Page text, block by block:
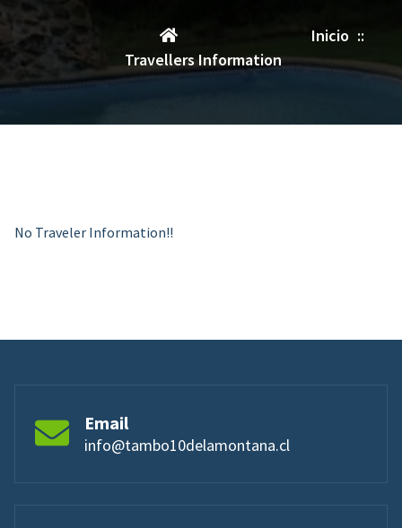
Inicio ::
Travellers Information
No Traveler Information!!
Email
info@tambo10delamontana.cl